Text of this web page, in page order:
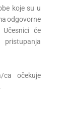
koje su u
odgovorne
će
ca očekuje
.